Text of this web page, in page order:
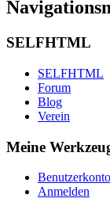
SELFHTML
SELFHTML
Forum
Blog
Verein
Meine
Anmelden